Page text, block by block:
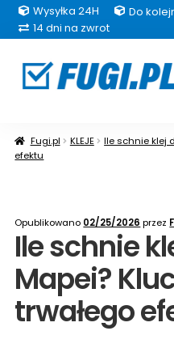
Wysyłka 24H
Do
14 dni na zwrot
Przejdź
do
Przejdź
do
Uszczelniacze
Hydroizolacje
Inne grupy produktów
Fugi.pl KLEJE
Ile schnie klej
efektu
Opublikowano 02/25/2026 przez
Ile schnie
Mapei?
trwałego